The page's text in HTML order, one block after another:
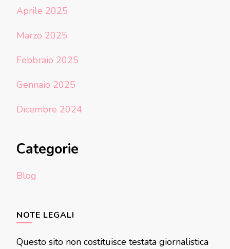
Aprile 2025
Marzo 2025
Febbraio 2025
Gennaio 2025
Dicembre 2024
Categorie
Blog
NOTE LEGALI
Questo sito non costituisce testata giornalistica